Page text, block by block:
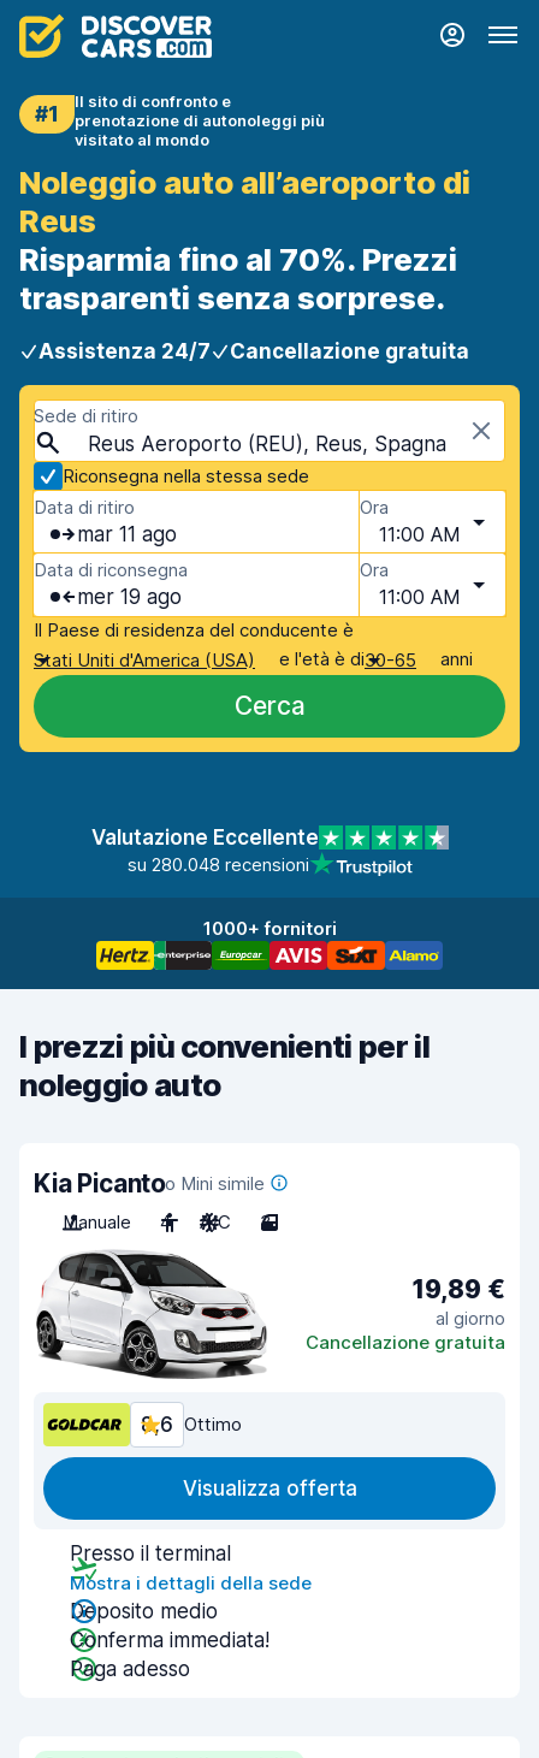
#1
Il sito di confronto e
prenotazione di autonoleggi più
visitato al mondo
Noleggio auto all’aeroporto di
Reus
Risparmia fino al 70%. Prezzi
trasparenti senza sorprese.
Assistenza 24/7 Cancellazione gratuita
Sede di ritiro
Reus Aeroporto (REU), Reus, Spagna
Riconsegna nella stessa sede
Data di ritiro
mar 11 ago
Ora
11:00 AM
Data di riconsegna
mer 19 ago
Ora
11:00 AM
Il Paese di residenza del conducente è
Stati Uniti d'America (USA)
e l'età è di30-65 anni
Cerca
Valutazione Eccellente
su 280.048 recensioni
1000+ fornitori
I prezzi più convenienti per il
noleggio auto
Kia Picantoo Mini simile
Manuale
4 A/C 3
19,89 €
al giorno
Cancellazione gratuita
8,6 Ottimo
Visualizza offerta
Presso il terminal
Mostra i dettagli della sede
Deposito medio
Conferma immediata!
Paga adesso